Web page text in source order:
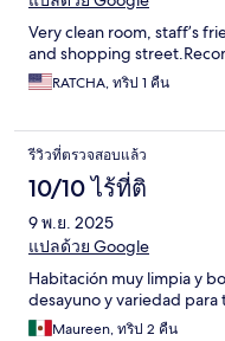
Very clean room, staff’s
and shopping
RATCHA, ทริป 1 คืน
รีวิวที่ตรวจสอบแล้ว
10/10 ไร้ที่ติ
9 พ.ย. 2025
แปลด้วย Google
Habitación muy limpia y
desayuno y variedad para
Maureen, ทริป 2 คืน